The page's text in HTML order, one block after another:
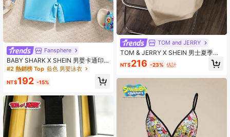
Fansphere
BABY SHARK X SHEIN 男婴卡通印
花插肩短袖休闲泳衣套装（含短裤）
#2 熱銷榜 Top 藍色 男嬰泳衣
NT$192 -15%
TOM and JERRY
TOM & JERRY X SHEIN 男士夏季休
閒卡通字母印花T恤
NT$216 -23% 估計